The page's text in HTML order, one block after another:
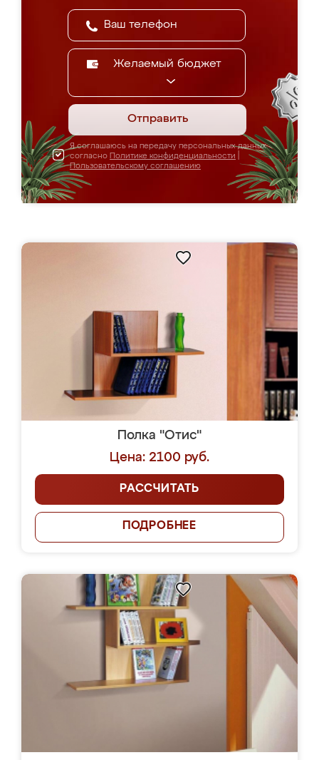
Желаемый бюджет
Отправить
Я соглашаюсь на передачу персональных данных
согласно Политике конфиденциальности
Пользовательскому соглашению
Полка "Отис"
Цена: 2100 руб.
РАССЧИТАТЬ
ПОДРОБНЕЕ